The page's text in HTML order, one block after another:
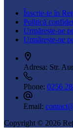
Înscrie-te în
Politică
Urmărește-ne
Urmărește-ne
Adresa: Str.
Phone: 0256
Email:
Copyright © 2026